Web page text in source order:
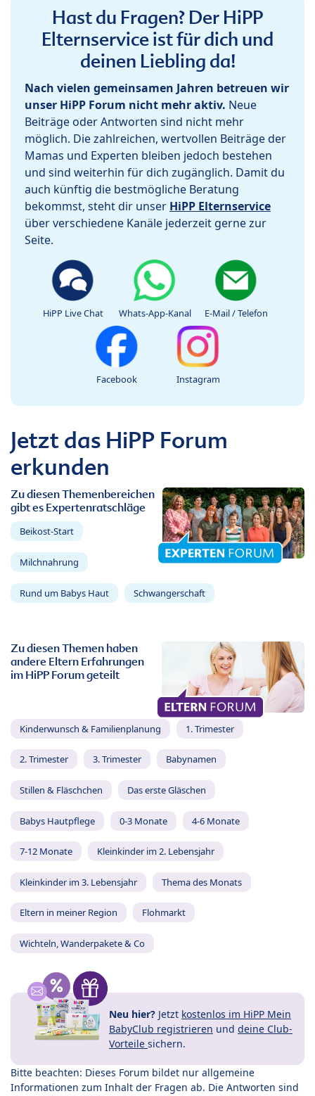
Hast du Fragen? Der HiPP
Elternservice ist für dich und
deinen Liebling da!
Nach vielen gemeinsamen Jahren betreuen wir
unser HiPP Forum nicht mehr aktiv. Neue
Beiträge oder Antworten sind nicht mehr
möglich. Die zahlreichen, wertvollen Beiträge der
Mamas und Experten bleiben jedoch bestehen
und sind weiterhin für dich zugänglich. Damit du
auch künftig die bestmögliche Beratung
bekommst, steht dir unser HiPP Elternservice
über verschiedene Kanäle jederzeit gerne zur
Seite.
HiPP Live Chat Whats-App-Kanal E-Mail / Telefon
Facebook Instagram
Jetzt das HiPP Forum
erkunden
Zu diesen Themenbereichen
gibt es Expertenratschläge
Beikost-Start
Milchnahrung
Rund um Babys Haut Schwangerschaft
Zu diesen Themen haben
andere Eltern Erfahrungen
im HiPP Forum geteilt
Kinderwunsch & Familienplanung 1. Trimester
2. Trimester 3. Trimester Babynamen
Stillen & Fläschchen Das erste Gläschen
Babys Hautpflege 0-3 Monate 4-6 Monate
7-12 Monate Kleinkinder im 2. Lebensjahr
Kleinkinder im 3. Lebensjahr Thema des Monats
Eltern in meiner Region Flohmarkt
Wichteln, Wanderpakete & Co
Neu hier? Jetzt kostenlos im HiPP Mein
BabyClub registrieren und deine Club-
Vorteile sichern.
Bitte beachten: Dieses Forum bildet nur allgemeine
Informationen zum Inhalt der Fragen ab. Die Antworten sind